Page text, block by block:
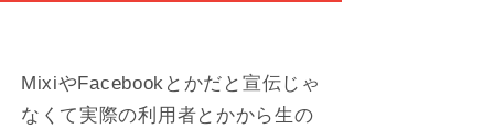
MixiやFacebookとかだと宣伝じゃ
なくて実際の利用者とかから生の